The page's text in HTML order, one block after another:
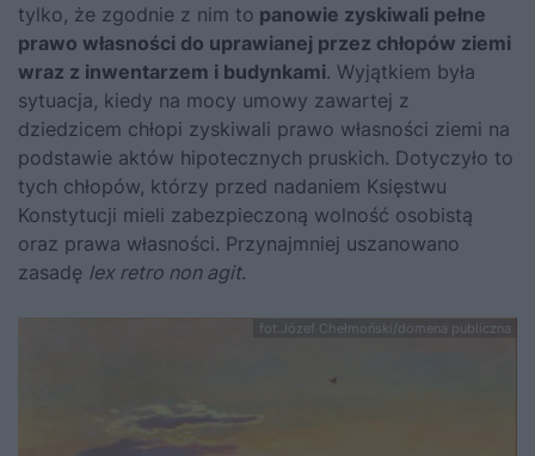
tylko, że zgodnie z nim to panowie zyskiwali pełne
prawo własności do uprawianej przez chłopów ziemi
wraz z inwentarzem i budynkami. Wyjątkiem była
sytuacja, kiedy na mocy umowy zawartej z
dziedzicem chłopi zyskiwali prawo własności ziemi na
podstawie aktów hipotecznych pruskich. Dotyczyło to
tych chłopów, którzy przed nadaniem Księstwu
Konstytucji mieli zabezpieczoną wolność osobistą
oraz prawa własności. Przynajmniej uszanowano
zasadę lex retro non agit.
fot.Józef Chełmoński/domena publiczna